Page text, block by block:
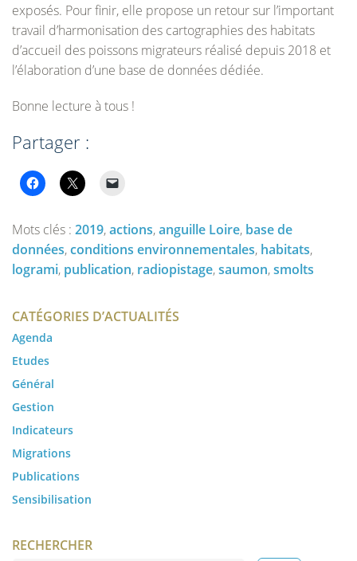
exposés. Pour finir, elle propose un retour sur l’important
travail d’harmonisation des cartographies des habitats
d’accueil des poissons migrateurs réalisé depuis 2018 et
l’élaboration d’une base de données dédiée.
Bonne lecture à tous !
Partager :
Mots clés : 2019,actions,anguille Loire, base de
données,conditions environnementales, habitats,
logrami, publication, radiopistage,saumon,smolts
CATÉGORIES D’ACTUALITÉS
Agenda
Etudes
Général
Gestion
Indicateurs
Migrations
Publications
Sensibilisation
RECHERCHER